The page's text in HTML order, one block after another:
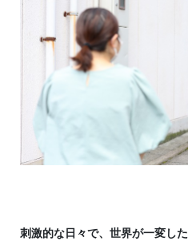
刺激的な日々で、世界が一変した